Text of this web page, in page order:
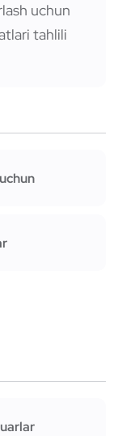
uchun
tahlili